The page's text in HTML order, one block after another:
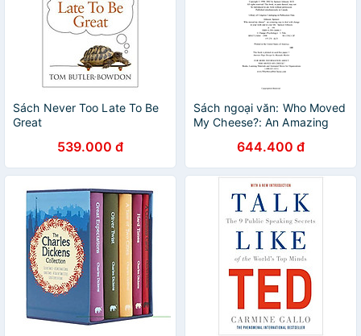
Sách Never Too Late To Be
Great
539.000 đ
Sách ngoại văn: Who Moved
My Cheese?: An Amazing
Your Work and in Your Life
644.400 đ